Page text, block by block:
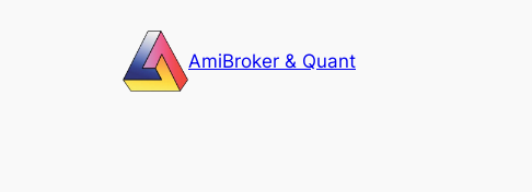
AmiBroker & Quant